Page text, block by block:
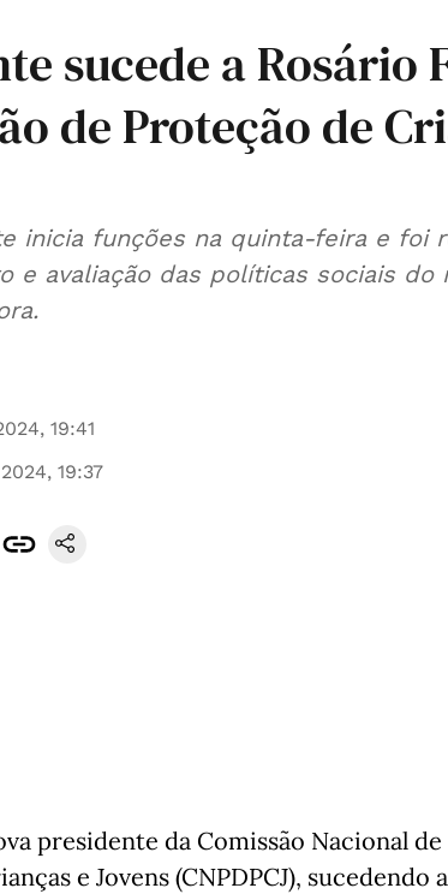
sucede a Rosário
de Proteção de
inicia funções na quinta-feira e foi
e avaliação das políticas sociais do
19:41
19:37
presidente da Comissão Nacional
e Jovens (CNPDPCJ), sucedendo